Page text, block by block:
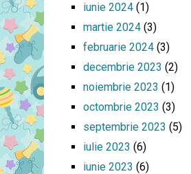
iunie 2024(1)
martie 2024(3)
februarie 2024(3)
decembrie 2023 (2)
noiembrie 2023 (1)
octombrie 2023 (3)
septembrie 2023 (5)
iulie 2023 (6)
iunie 2023 (6)